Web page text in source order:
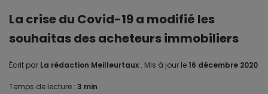
La crise du Covid-19 a modifié les
souhaitas des acheteurs immobiliers
Écrit par La rédaction Meilleurtaux . Mis à jour le 16 décembre 2020
.
Temps de lecture : 3 min